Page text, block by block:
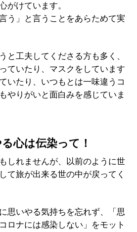
がけています。
う」と言うことをあらためて実
と工夫してくださる方も多く、
ていたり、マスクをしています
いたり、いつもとは一味違うコ
やりがいと面白みを感じていま
心は伝染って！
しれませんが、以前のように世
て旅が出来る世の中が戻ってく
思いやる気持ちを忘れず、「思
ロナには感染しない」をモット